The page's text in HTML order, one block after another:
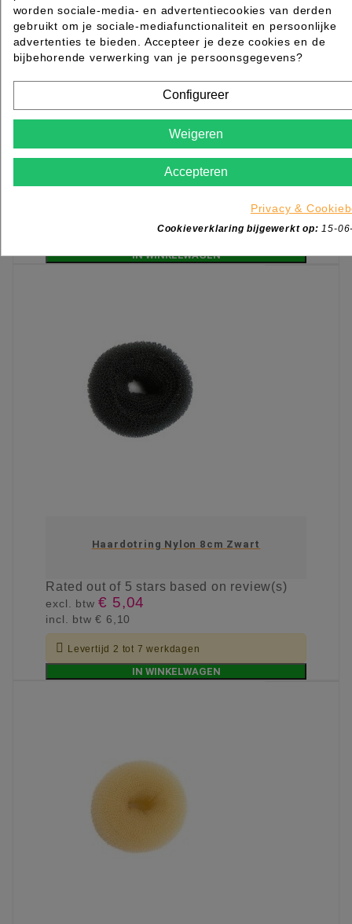
Haardotring Nylon 8cm Blond
out of 5 stars based on
excl. btw€ 5,04
Levertijd 2 tot 7 werkdagen
IN WINKELWAGEN
Haardotring Nylon 8cm Zwart
Ratedout of 5 stars based on review(s)
excl. btw€ 5,04
incl. btw€ 6,10
 Levertijd 2 tot 7 werkdagen
IN WINKELWAGEN
worden sociale-media- en advertentiecookies van derden
gebruikt om je sociale-mediafunctionaliteit en persoonlijke
advertenties te bieden. Accepteer je deze cookies en de
bijbehorende verwerking van je persoonsgegevens?
Configureer
Weigeren
Accepteren
Privacy &
Cookieverklaring bijgewerkt op: 15-